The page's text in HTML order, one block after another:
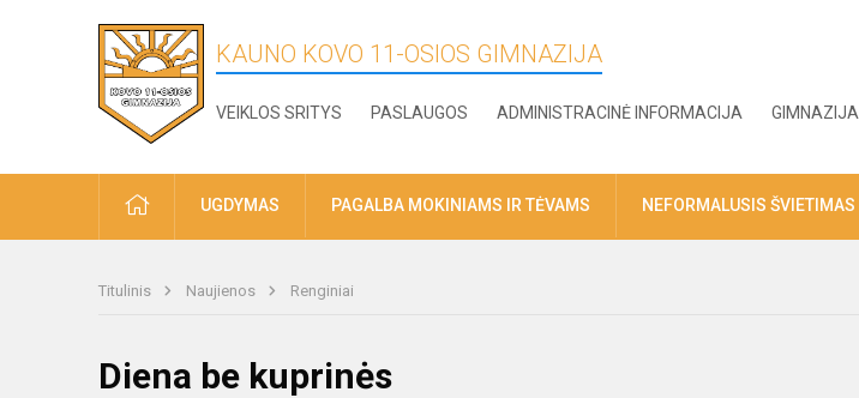
KAUNO KOVO 11-OSIOS GIMNAZIJA
VEIKLOS SRITYS PASLAUGOS ADMINISTRACINĖ INFORMACIJA GIMNAZIJA
PRADŽIAUGDYMAS PAGALBA MOKINIAMS IR TĖVAMS NEFORMALUSIS ŠVIETIMAS
Titulinis Naujienos Renginiai
Diena be kuprinės